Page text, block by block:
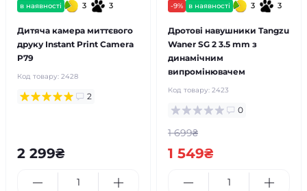
в наявності 3 3
Дитяча камера миттєвого
друку Instant Print Camera
P79
Код товару: 2428
2
2 299₴
-9% в наявності 3 3
Дротові навушники Tangzu
Waner SG 2 3.5 mm з
динамічним
випромінювачем
Код товару: 2423
0
1 699₴
1 549₴